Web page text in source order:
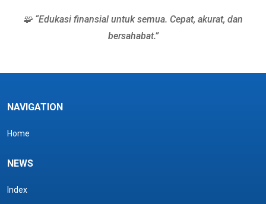
🧩 “Edukasi finansial untuk semua. Cepat, akurat, dan
bersahabat.”
NAVIGATION
Home
NEWS
Index